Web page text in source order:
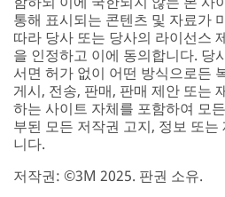
통해 표시되는 콘텐츠 및 자료가
따라 당사 또는 당사의 라이선스
을 인정하고 이에 동의합니다. 당
서면 허가 없이 어떤 방식으로든
게시, 전송, 판매, 판매 제안 또는
하는 사이트 자체를 포함하여 모
부된 모든 저작권 고지, 정보 또
니다.
저작권: ©3M 2025. 판권 소유.